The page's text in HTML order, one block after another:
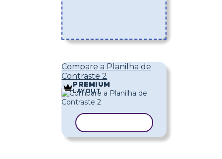
Compare a Planilha de
Contraste 2
PREMIUM
LAYOUT